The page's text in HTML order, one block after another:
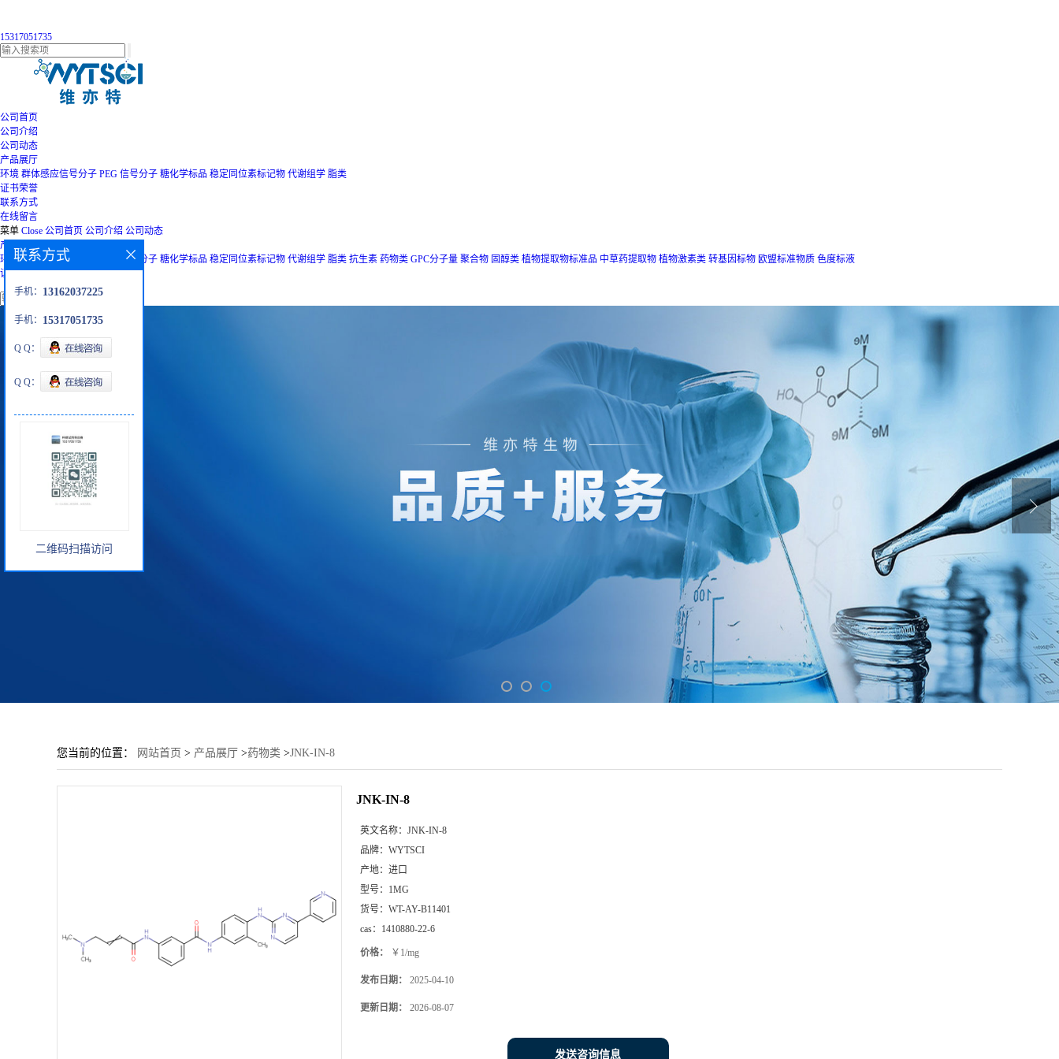
15317051735
公司首页
公司介绍
公司动态
产品展厅
环境 群体感应信号分子 PEG 信号分子 糖化学标品 稳定同位素标记物 代谢组学 脂类
证书荣誉
联系方式
在线留言
菜单 Close 公司首页 公司介绍 公司动态
产品展厅
环境 群体感应信号分子 信号分子 糖化学标品 稳定同位素标记物 代谢组学 脂类 抗生素 药物类 GPC分子量 聚合物 固醇类 植物提取物标准品 中草药提取物 植物激素类 转基因标物 欧盟标准物质 色度标液
证书荣誉 联系方式 在线留言
您当前的位置： 网站首页 > 产品展厅 >药物类 >JNK-IN-8
JNK-IN-8
英文名称： JNK-IN-8
品牌： WYTSCI
产地： 进口
型号： 1MG
货号： WT-AY-B11401
cas： 1410880-22-6
价格： ￥1/mg
发布日期： 2025-04-10
更新日期： 2026-08-07
发送咨询信息
联系方式
手机： 13162037225
手机： 15317051735
Q Q：
Q Q：
二维码扫描访问